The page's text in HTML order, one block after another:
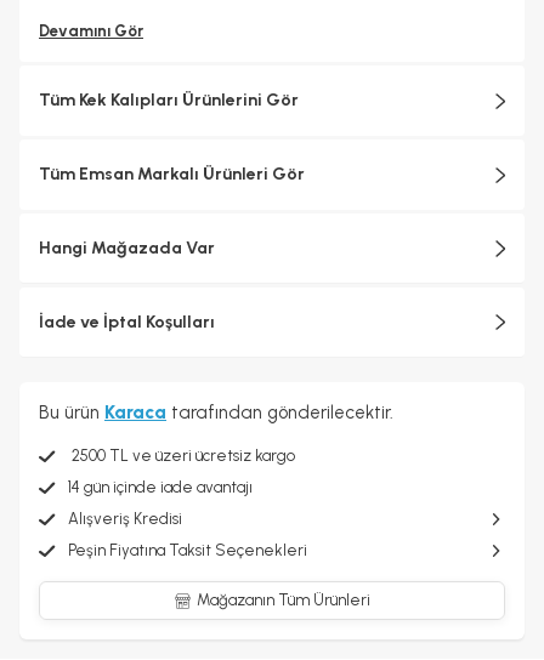
Devamını Gör
Tüm Kek Kalıpları Ürünlerini Gör
Tüm Emsan Markalı Ürünleri Gör
Hangi Mağazada Var
İade ve İptal Koşulları
Bu ürün Karaca tarafından gönderilecektir.
2500 TL ve üzeri ücretsiz kargo
14 gün içinde iade avantajı
Alışveriş Kredisi
Peşin Fiyatına Taksit Seçenekleri
Mağazanın Tüm Ürünleri